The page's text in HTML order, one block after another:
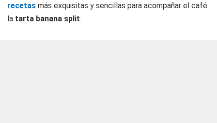
recetas más exquisitas y sencillas para acompañar el café:
la tarta banana split.